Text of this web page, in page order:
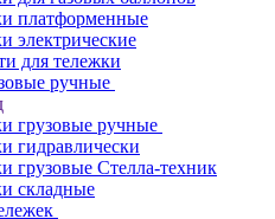
платформенные
электрические
для тележки
ручные
грузовые ручные
гидравлически
грузовые Стелла-техник
складные